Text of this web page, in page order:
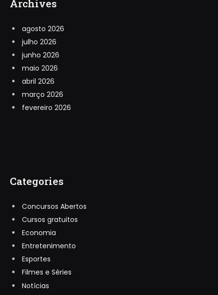
Archives
agosto 2026
julho 2026
junho 2026
maio 2026
abril 2026
março 2026
fevereiro 2026
Categories
Concursos Abertos
Cursos gratuitos
Economia
Entretenimento
Esportes
Filmes e Séries
Notícias